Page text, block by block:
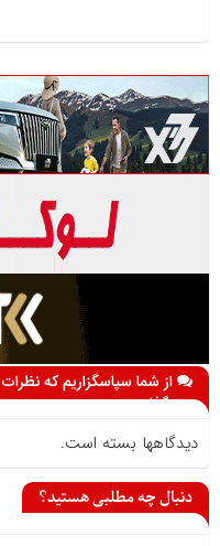
از شما سپاسگزاریم که
می گذارید
دیدگاهها بسته است.
دنبال چه مطلبی هستید؟